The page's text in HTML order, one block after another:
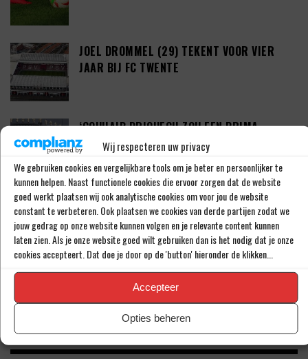
Wij respecteren uw privacy
We gebruiken cookies en vergelijkbare tools om je beter en persoonlijker te
kunnen helpen. Naast functionele cookies die ervoor zorgen dat de website
goed werkt plaatsen wij ook analytische cookies om voor jou de website
constant te verbeteren. Ook plaatsen we cookies van derde partijen zodat we
jouw gedrag op onze website kunnen volgen en je relevante content kunnen
laten zien. Als je onze website goed wilt gebruiken dan is het nodig dat je onze
cookies accepteert. Dat doe je door op de 'button' hieronder de klikken...
Accepteer
Opties beheren
JOEL DROMMEL (29) TEKENT VOOR VIER
JAAR BIJ FC TWENTE
‘COUHAIB DRIOUECH ZOU EEN PRIMA
SPELER ZIJN VOOR FEYENOORD’
PETER BOSZ OVER ONTWIKKELINGEN BIJ
AJAX: ‘LIG BIBBEREND IN BED’
‘KODAI SANO DEZE ZOMER DAN TOCH VAN
NEC NAAR PSV’